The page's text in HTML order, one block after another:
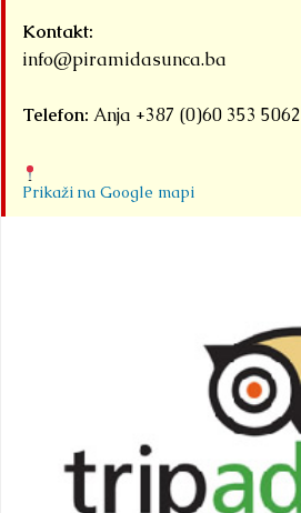
Kontakt:
info@piramidasunca.ba
Telefon: Anja +387 (0)60 353 5062
Prikaži na Google mapi